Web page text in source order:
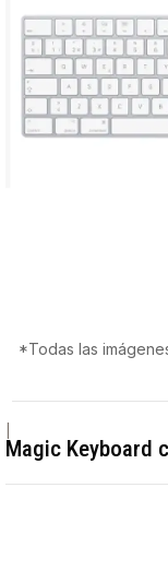
*Todas las
Magic Keyboard